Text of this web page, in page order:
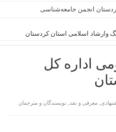
انجمن جامعه‌شناسی
وارشاد اسلامی استان کردستان
اداره کل
معرفی و نقد
نویسندگان و مترجمان